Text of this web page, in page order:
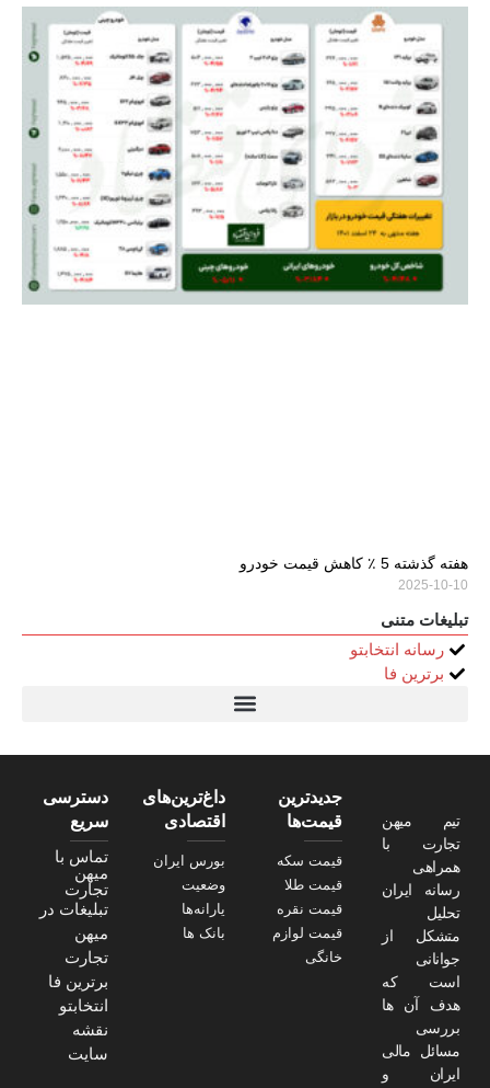
هفته گذشته 5 ٪ کاهش قیمت خودرو
2025-10-10
تبلیغات متنی
رسانه انتخابتو
برترین فا
تیم میهن
تجارت با
همراهی
رسانه ایران
تحلیل
متشکل از
جوانانی
است که
هدف آن ها
بررسی
مسائل مالی
ایران و
جدیدترین
قیمت‌ها
قیمت سکه
قیمت طلا
قیمت نقره
قیمت لوازم
خانگی
داغ‌ترین‌های
اقتصادی
بورس ایران
وضعیت
یارانه‌ها
بانک ها
دسترسی
سریع
تماس با
میهن
تجارت
تبلیغات در
میهن
تجارت
برترین فا
انتخابتو
نقشه
سایت